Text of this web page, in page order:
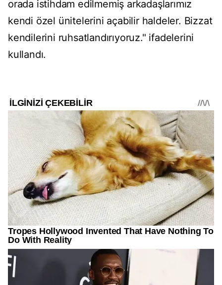
orada istihdam edilmemiş arkadaşlarımız
kendi özel ünitelerini açabilir haldeler. Bizzat
kendilerini ruhsatlandırıyoruz." ifadelerini
kullandı.